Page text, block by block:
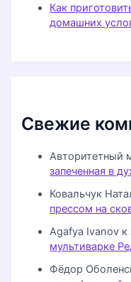
Как
домашних
Свежие
Авторитетный
запеченная в
Ковальчук
прессом на
Agafya Ivanov к
мультиварке
Фёдор